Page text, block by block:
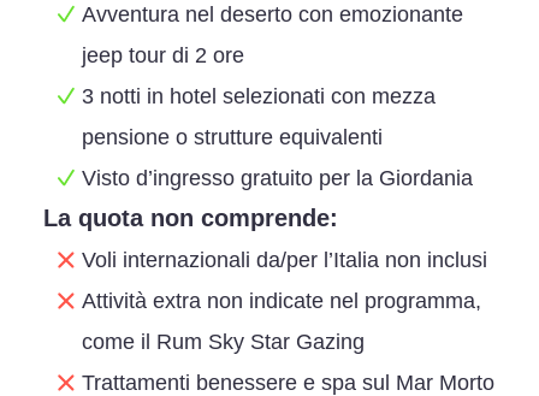
Avventura nel deserto con emozionante
jeep tour di 2 ore
3 notti in hotel selezionati con mezza
pensione o strutture equivalenti
Visto d’ingresso gratuito per la Giordania
La quota non comprende:
Voli internazionali da/per l’Italia non inclusi
Attività extra non indicate nel programma,
come il Rum Sky Star Gazing
Trattamenti benessere e spa sul Mar Morto